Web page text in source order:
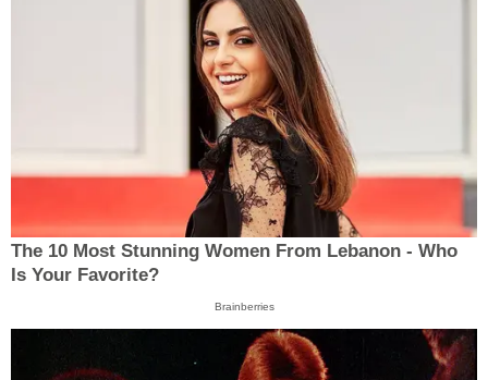
The 10 Most Stunning Women From Lebanon - Who
Is Your Favorite?
Brainberries